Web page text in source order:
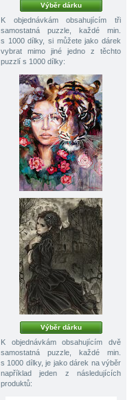
Výběr dárku
K objednávkám obsahujícím tři
samostatná puzzle, každé min.
s 1000 dílky, si můžete jako dárek
vybrat mimo jiné jedno z těchto
puzzlí s 1000 dílky:
Výběr dárku
K objednávkám obsahujícím dvě
samostatná puzzle, každé min.
s 1000 dílky, je jako dárek na výběr
například jeden z následujících
produktů: